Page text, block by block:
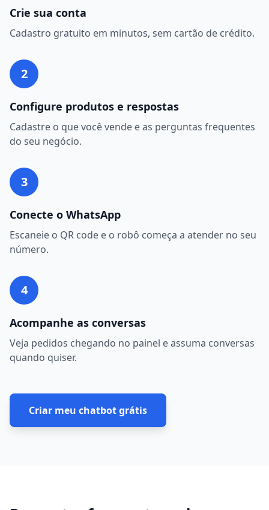
Crie sua conta
Cadastro gratuito em minutos, sem cartão de crédito.
2
Configure produtos e respostas
Cadastre o que você vende e as perguntas frequentes
do seu negócio.
3
Conecte o WhatsApp
Escaneie o QR code e o robô começa a atender no seu
número.
4
Acompanhe as conversas
Veja pedidos chegando no painel e assuma conversas
quando quiser.
Criar meu chatbot grátis